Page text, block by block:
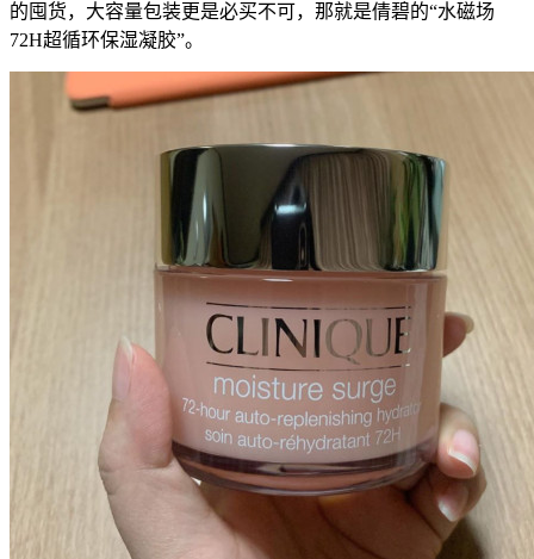
的囤货，大容量包装更是必买不可，那就是倩碧的“水磁场
72H超循环保湿凝胶”。